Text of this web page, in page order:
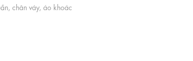
chân váy, áo khoác